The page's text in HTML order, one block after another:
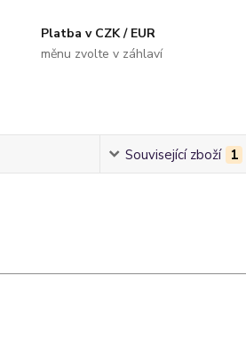
Platba v CZK / EUR
měnu zvolte v záhlaví
Související zboží 1